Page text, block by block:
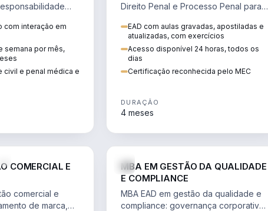
com interação em
semana por mês,
civil e penal médica e
Direito Penal e Processo Penal para a
jurídicos.
EAD com aulas gravadas, apostiladas e
atualizadas, com exercícios
Acesso disponível 24 horas, todos os
dias
Certificação reconhecida pelo MEC
DURAÇÃO
4 meses
COMERCIAL E
comercial e
de marca,
MBA EM GESTÃO DA QUALIDADE
E COMPLIANCE
MBA EAD em gestão da qualidade e
compliance: governança corporativa,